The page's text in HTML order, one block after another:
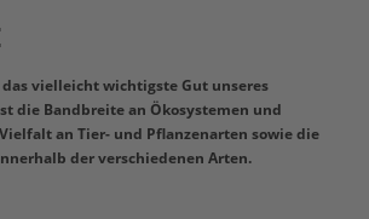
vielleicht wichtigste Gut unseres
die Bandbreite an Ökosystemen und
an Tier- und Pflanzenarten sowie die
der verschiedenen Arten.